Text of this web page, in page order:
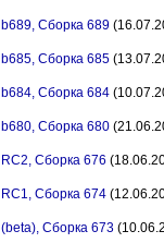
Сборка 689
Сборка 685
Сборка 684
Сборка 680
Сборка 676
Сборка 674
Сборка 673